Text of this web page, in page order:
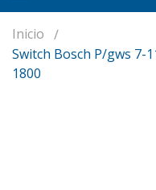
Inicio
Switch Bosch P/gws 7-
1800